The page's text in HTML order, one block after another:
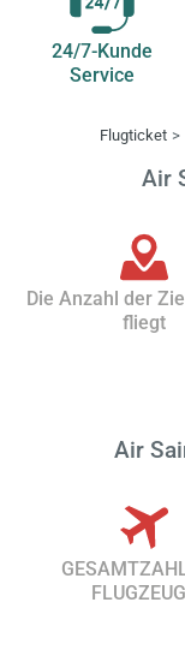
24/7-Kunde
Service
Flugticket
Air
Die Anzahl der
fliegt
Air